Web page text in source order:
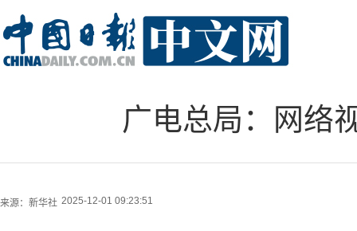
广电总局：网络
来源： 新华社 2025-12-01 09:23:51